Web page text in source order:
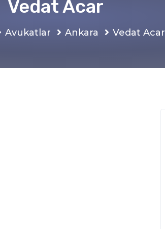
Vedat Acar
Avukatlar Ankara Vedat Acar